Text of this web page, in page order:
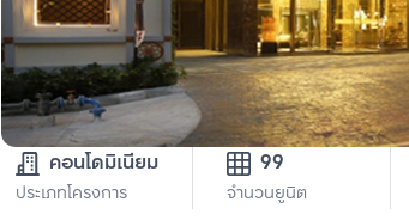
คอนโดมิเนียม
ประเภทโครงการ
99
จำนวนยูนิต